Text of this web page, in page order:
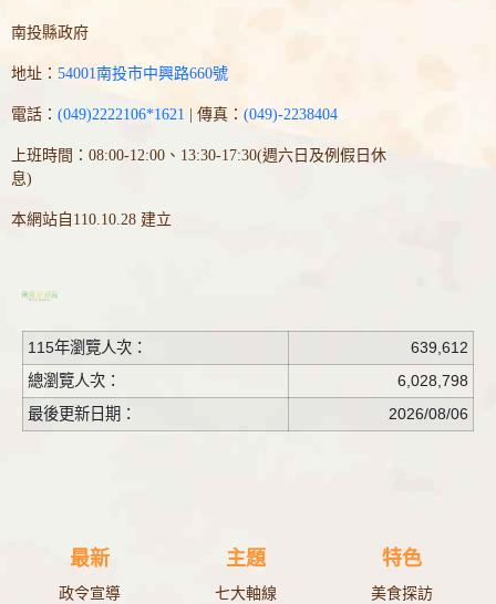
南投縣政府
地址： 54001南投市中興路660號
電話： (049)2222106*1621 | 傳真： (049)-2238404
上班時間：08:00-12:00、13:30-17:30(週六日及例假日休
息)
本網站自110.10.28 建立
115年瀏覽人次：
639,612
總瀏覽人次：
6,028,798
最後更新日期：
2026/08/06
最新
政令宣導
主題
七大軸線
特色
美食探訪